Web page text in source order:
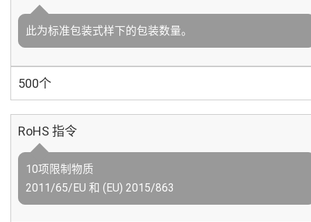
此为标准包装式样下的包装数量。
500个
RoHS 指令
10项限制物质
2011/65/EU 和 (EU) 2015/863